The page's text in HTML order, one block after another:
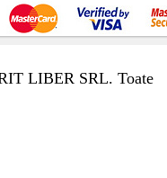
LIBER SRL. Toate